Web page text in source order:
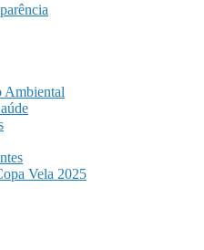
Ambiental
Vela 2025